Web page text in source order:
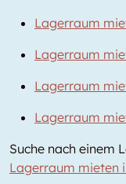
Lagerraum
Lagerraum
Lagerraum
Lagerraum
Suche nach einem
Lagerraum mieten